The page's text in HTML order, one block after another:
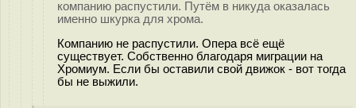
компанию распустили. Путём в никуда оказалась
именно шкурка для хрома.
Компанию не распустили. Опера всё ещё
существует. Собственно благодаря миграции на
Хромиум. Если бы оставили свой движок - вот тогда
бы не выжили.